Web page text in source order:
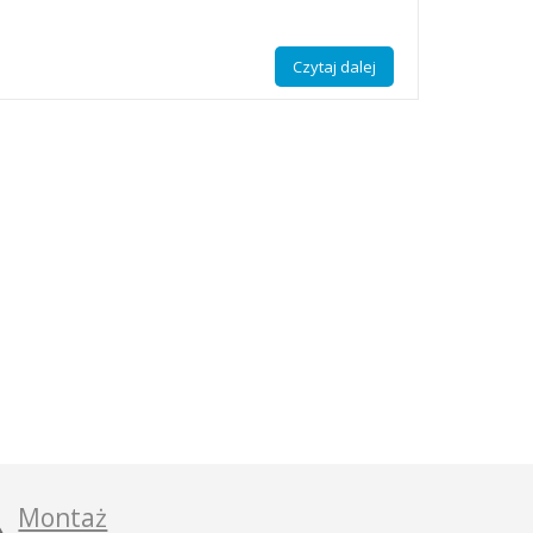
Czytaj dalej
Montaż